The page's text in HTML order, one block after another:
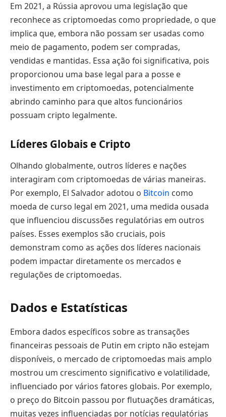
Em 2021, a Rússia aprovou uma legislação que
reconhece as criptomoedas como propriedade, o que
implica que, embora não possam ser usadas como
meio de pagamento, podem ser compradas,
vendidas e mantidas. Essa ação foi significativa, pois
proporcionou uma base legal para a posse e
investimento em criptomoedas, potencialmente
abrindo caminho para que altos funcionários
possuam cripto legalmente.
Líderes Globais e Cripto
Olhando globalmente, outros líderes e nações
interagiram com criptomoedas de várias maneiras.
Por exemplo, El Salvador adotou o Bitcoin como
moeda de curso legal em 2021, uma medida ousada
que influenciou discussões regulatórias em outros
países. Esses exemplos são cruciais, pois
demonstram como as ações dos líderes nacionais
podem impactar diretamente os mercados e
regulações de criptomoedas.
Dados e Estatísticas
Embora dados específicos sobre as transações
financeiras pessoais de Putin em cripto não estejam
disponíveis, o mercado de criptomoedas mais amplo
mostrou um crescimento significativo e volatilidade,
influenciado por vários fatores globais. Por exemplo,
o preço do Bitcoin passou por flutuações dramáticas,
muitas vezes influenciadas por notícias regulatórias